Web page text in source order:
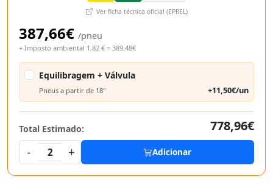
Ver ficha técnica oficial (EPREL)
387,66€ /pneu
+ Imposto ambiental 1,82 € = 389,48€
Equilibragem + Válvula
Pneus a partir de 18" +11,50€/un
Total Estimado:
778,96€
-
2 + Adicionar